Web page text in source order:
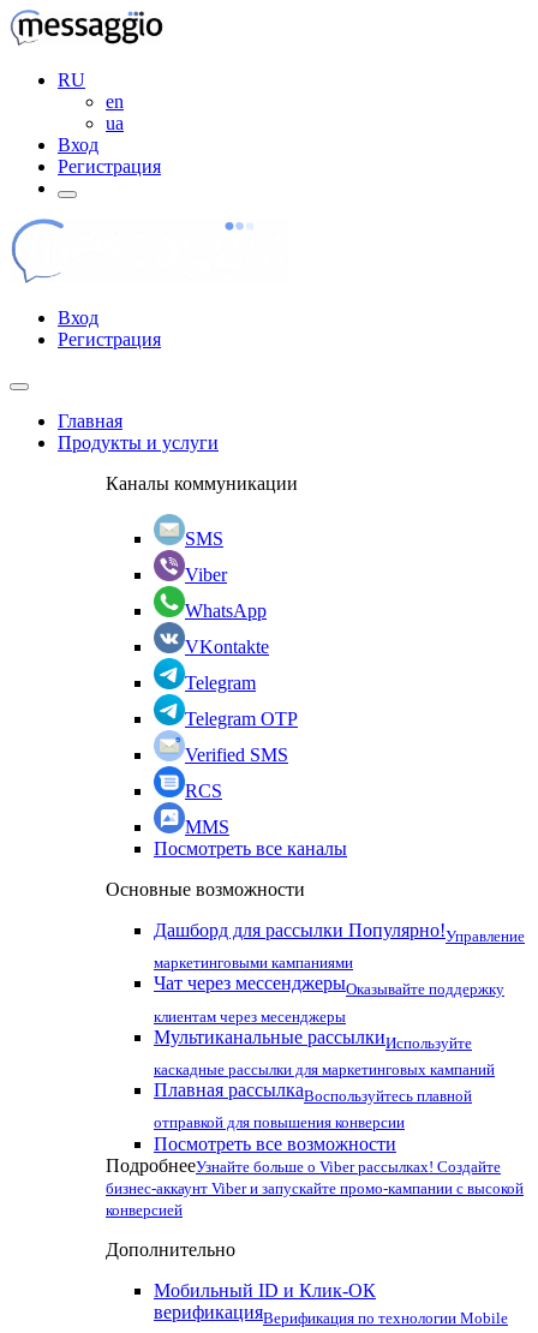
RU
en
ua
Вход
Регистрация
Вход
Регистрация
Главная
Продукты и услуги
Каналы коммуникации
SMS
Viber
WhatsApp
VKontakte
Telegram
Telegram OTP
Verified SMS
RCS
MMS
Посмотреть все каналы
Основные возможности
Дашборд для рассылки Популярно!Управление
маркетинговыми кампаниями
Чат через мессенджерыОказывайте поддержку
клиентам через месенджеры
Мультиканальные рассылкиИспользуйте
каскадные рассылки для маркетинговых кампаний
Плавная рассылкаВоспользуйтесь плавной
отправкой для повышения конверсии
Посмотреть все возможности
ПодробнееУзнайте больше о Viber рассылках! Создайте
бизнес-аккаунт Viber и запускайте промо-кампании с высокой
конверсией
Дополнительно
Мобильный ID и Клик-ОК
верификацияВерификация по технологии Mobile